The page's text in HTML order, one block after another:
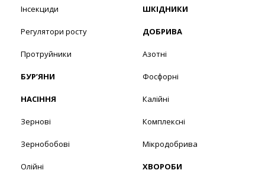
Інсекциди
Регулятори росту
Протруйники
БУР’ЯНИ
НАСІННЯ
Зернові
Зернобобові
Олійні
ШКІДНИКИ
ДОБРИВА
Азотні
Фосфорні
Калійні
Комплексні
Мікродобрива
ХВОРОБИ